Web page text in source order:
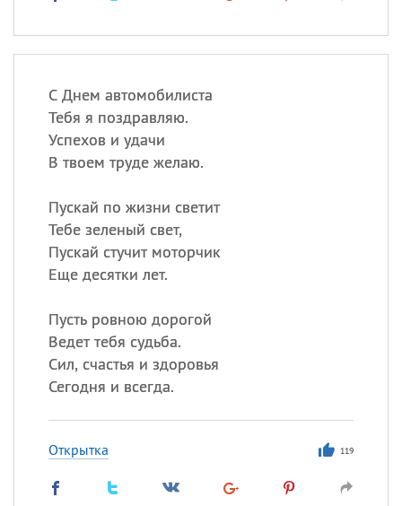
С Днем автомобилиста
Тебя я поздравляю.
Успехов и удачи
В твоем труде желаю.
Пускай по жизни светит
Тебе зеленый свет,
Пускай стучит моторчик
Еще десятки лет.
Пусть ровною дорогой
Ведет тебя судьба.
Сил, счастья и здоровья
Сегодня и всегда.
Открытка 119